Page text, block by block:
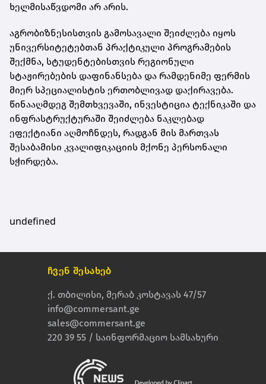
ხელმისაწვდომი არ არის.
აგრობიზნესისთვის გამოსავალი შეიძლება იყოს
უნივერსიტეტებთან პრაქტიკული პროგრამების
შექმნა, სტუდენტებისთვის რეგიონული
სტაჟირებების დაფინანსება და რამდენიმე ფერმის
მიერ სპეციალისტის ერთობლივად დაქირავება.
წინააღმდეგ შემთხვევაში, ინვესტიცია ტექნიკაში და
ინფრასტრუქტურაში შეიძლება ნაკლებად
ეფექტიანი აღმოჩნდეს, რადგან მის მართვას
შესაბამისი კვალიფიკაციის მქონე პერსონალი
სჭირდება.
undefined
ჩვენ შესახებ
ქ. თბილისი, მერაბ კოსტავას 47/57
info@commersant.ge
sales@commersant.ge
220 39 55 / საინფორმაციო სამსახური